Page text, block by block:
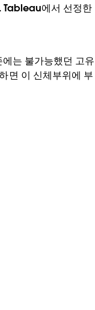
Tableau에서 선정한
는 불가능했던 고유
면 이 신체부위에 부